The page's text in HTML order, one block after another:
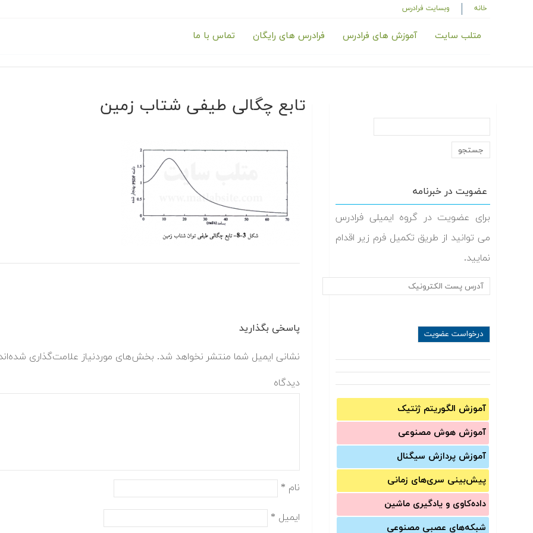
خانه وبسایت فرادرس
متلب سایت آموزش های فرادرس فرادرس های رایگان تماس با ما
عضویت در خبرنامه
برای عضویت در گروه ایمیلی فرادرس
می توانید از طریق تکمیل فرم زیر اقدام
نمایید.
آموزش الگوریتم ژنتیک
آموزش‌ هوش مصنوعی
آموزش‌ پردازش سیگنال
پیش‌‌بینی سری‌‌های زمانی
داده‌کاوی و یادگیری ماشین
شبکه‌های عصبی مصنوعی
تابع چگالی طیفی شتاب زمین
پاسخی بگذارید
نشانی ایمیل شما منتشر نخواهد شد. بخش‌های موردنیاز علامت‌گذاری
دیدگاه
نام *
ایمیل *